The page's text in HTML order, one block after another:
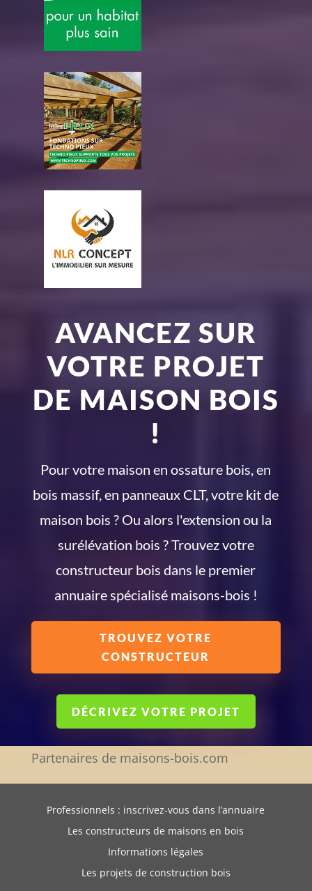
AVANCEZ SUR
VOTRE PROJET
DE MAISON BOIS
!
Pour votre maison en ossature bois, en
bois massif, en panneaux CLT, votre kit de
maison bois ? Ou alors l'extension ou la
surélévation bois ? Trouvez votre
constructeur bois dans le premier
annuaire spécialisé maisons-bois !
TROUVEZ VOTRE
CONSTRUCTEUR
DÉCRIVEZ VOTRE PROJET
Partenaires de maisons-bois.com
Professionnels : inscrivez-vous dans l’annuaire
Les constructeurs de maisons en bois
Informations légales
Les projets de construction bois